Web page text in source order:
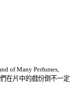
of Many Perfumes,
在片中的戲份倒不一定